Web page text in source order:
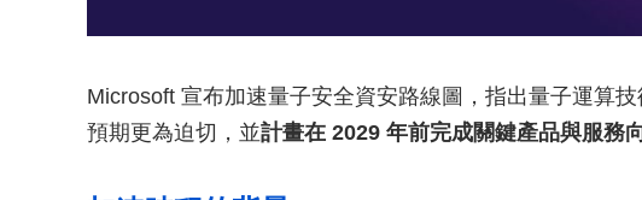
Microsoft 宣布加速量子安全資安路線圖，指出量子運算
預期更為迫切，並計畫在 2029 年前完成關鍵產品與服務